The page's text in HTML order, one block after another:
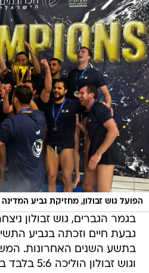
הפועל גוש זבולון, מחזיקת גביע המדינה
גבעת חיים וזכתה בגביע
בתשע השנים האחרונות.
וגוש